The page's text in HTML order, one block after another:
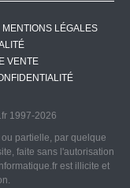
MENTIONS LÉGALES
VENTE
1997-2026
partielle, par quelque
faite sans l'autorisation
est illicite et